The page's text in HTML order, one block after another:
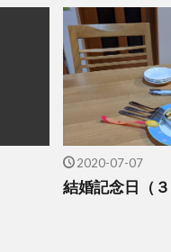
2020-07-07
結婚記念日（３